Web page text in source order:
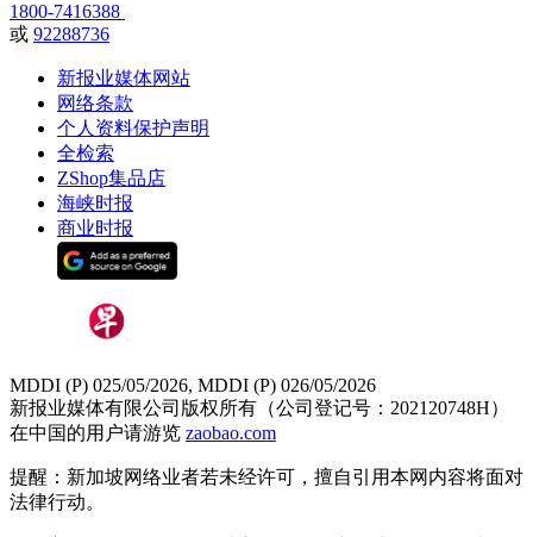
1800-7416388
或 92288736
新报业媒体网站
网络条款
个人资料保护声明
全检索
ZShop集品店
海峡时报
商业时报
MDDI (P) 025/05/2026, MDDI (P) 026/05/2026
新报业媒体有限公司版权所有（公司登记号：202120748H）
在中国的用户请游览 zaobao.com
提醒：新加坡网络业者若未经许可，擅自引用本网内容将面对
法律行动。